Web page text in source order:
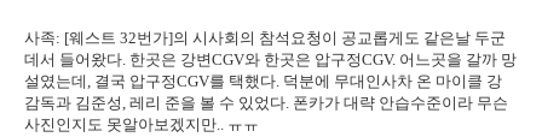
사족: [웨스트 32번가]의 시사회의 참석요청이 공교롭게도 같은날 두군
데서 들어왔다. 한곳은 강변CGV와 한곳은 압구정CGV. 어느곳을 갈까 망
설였는데, 결국 압구정CGV를 택했다. 덕분에 무대인사차 온 마이클 강
감독과 김준성, 레리 준을 볼 수 있었다. 폰카가 대략 안습수준이라 무슨
사진인지도 못알아보겠지만.. ㅠㅠ